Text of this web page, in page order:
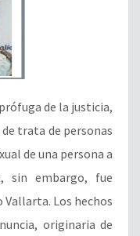
de la justicia,
trata de personas
de una persona a
sin embargo, fue
Los hechos
originaria de